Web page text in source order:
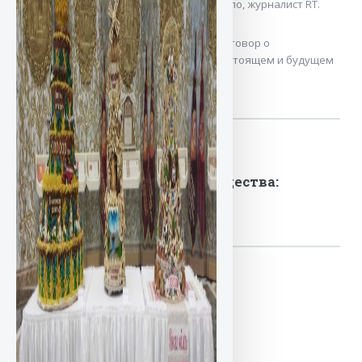
телеканала ОНТ, Константин Придыбайло, журналист RT.
Состоялся предельно откровенный разговор о
национальных интересах, прошлом, настоящем и будущем
нашей страны.
Горячая линия по вопросам
аренды недвижимого имущества:
+375 17 218-18-18